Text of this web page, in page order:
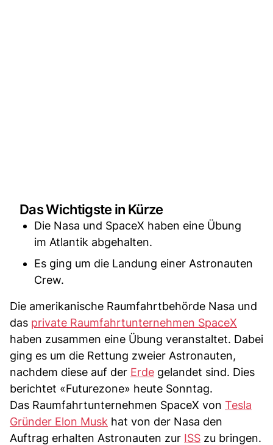
Das Wichtigste in Kürze
Die Nasa und SpaceX haben eine Übung
im Atlantik abgehalten.
Es ging um die Landung einer Astronauten
Crew.
Die amerikanische Raumfahrtbehörde Nasa und
das private Raumfahrtunternehmen SpaceX
haben zusammen eine Übung veranstaltet. Dabei
ging es um die Rettung zweier Astronauten,
nachdem diese auf der Erde gelandet sind. Dies
berichtet «Futurezone» heute Sonntag.
Das Raumfahrtunternehmen SpaceX von Tesla
Gründer Elon Musk hat von der Nasa den
Auftrag erhalten Astronauten zur ISS zu bringen.